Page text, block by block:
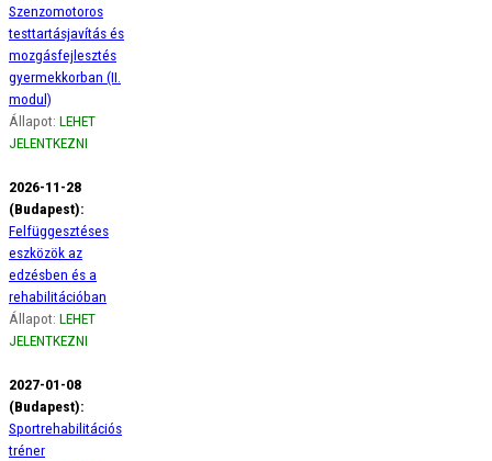
Szenzomotoros
testtartásjavítás és
mozgásfejlesztés
gyermekkorban (II.
modul)
Állapot: LEHET
JELENTKEZNI
2026-11-28
(Budapest):
Felfüggesztéses
eszközök az
edzésben és a
rehabilitációban
Állapot: LEHET
JELENTKEZNI
2027-01-08
(Budapest):
Sportrehabilitációs
tréner